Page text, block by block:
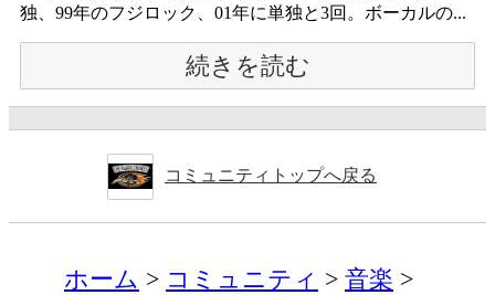
独、99年のフジロック、01年に単独と3回。ボーカルの...
続きを読む
コミュニティトップへ戻る
ホーム コミュニティ
音楽